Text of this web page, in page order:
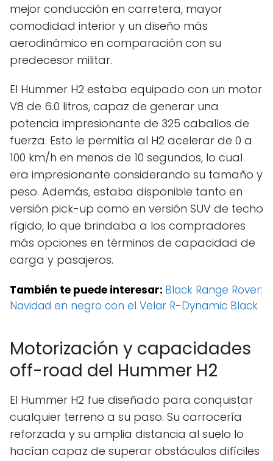
mejor conducción en carretera, mayor
comodidad interior y un diseño más
aerodinámico en comparación con su
predecesor militar.
El Hummer H2 estaba equipado con un motor
V8 de 6.0 litros, capaz de generar una
potencia impresionante de 325 caballos de
fuerza. Esto le permitía al H2 acelerar de 0 a
100 km/h en menos de 10 segundos, lo cual
era impresionante considerando su tamaño y
peso. Además, estaba disponible tanto en
versión pick-up como en versión SUV de techo
rígido, lo que brindaba a los compradores
más opciones en términos de capacidad de
carga y pasajeros.
También te puede interesar: Black Range Rover:
Navidad en negro con el Velar R-Dynamic Black
Motorización y capacidades
off-road del Hummer H2
El Hummer H2 fue diseñado para conquistar
cualquier terreno a su paso. Su carrocería
reforzada y su amplia distancia al suelo lo
hacían capaz de superar obstáculos difíciles